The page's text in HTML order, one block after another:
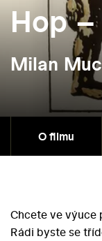
Hop
Milan
O filmu
Chcete ve výuce
Rádi byste se